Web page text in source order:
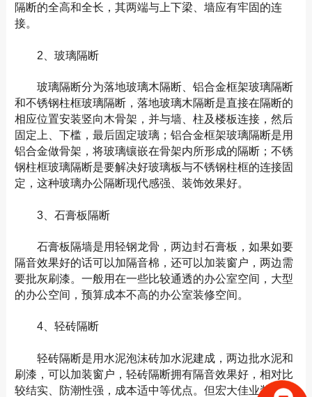
隔断的全高和全长，其两端与上下梁、墙应有牢固的连
接。
2、玻璃隔断
玻璃隔断分为落地玻璃木隔断、铝合金框架玻璃隔断
和不锈钢柱框玻璃隔断，落地玻璃木隔断是直接在隔断的
相应位置安装竖向木骨架，并与墙、柱及楼板连接，然后
固定上、下槛，最后固定玻璃；铝合金框架玻璃隔断是用
铝合金做骨架，将玻璃镶嵌在骨架内所形成的隔断；不锈
钢柱框玻璃隔断是要解决好玻璃板与不锈钢柱框的连接固
定，这种玻璃办公隔断现代感强、装饰效果好。
3、石膏板隔断
石膏板隔墙是用轻钢龙骨，两边封石膏板，如果如要
隔音效果好的话可以加隔音棉，还可以加装窗户，两边需
要批灰刷漆。一般用在一些比较通透的办公室空间，大型
的办公空间，预算成本不高的办公室装修空间。
4、轻砖隔断
轻砖隔断是用水泥泡沫砖加水泥建成，两边批水泥和
刷漆，可以加装窗户，轻砖隔断拥有隔音效果好，相对比
较结实、防潮性强，成本适中等优点。但宏大佳业装饰提